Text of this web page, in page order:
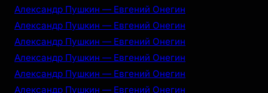
Александр Пушкин — Евгений Онегин
Александр Пушкин — Евгений Онегин
Александр Пушкин — Евгений Онегин
Александр Пушкин — Евгений Онегин
Александр Пушкин — Евгений Онегин
Александр Пушкин — Евгений Онегин